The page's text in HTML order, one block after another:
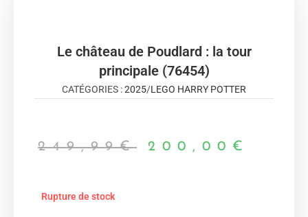
Le château de Poudlard : la tour
principale (76454)
CATÉGORIES :2025/LEGO HARRY POTTER
249,99€ 200,00 €
Rupture de stock